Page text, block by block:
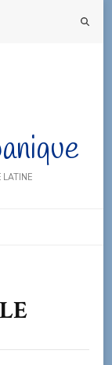
LATINE